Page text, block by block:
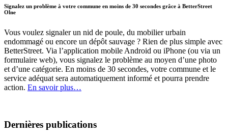
Signalez un problème à votre commune en moins de 30 secondes grâce à BetterStreet
Olne
Vous voulez signaler un nid de poule, du mobilier urbain
endommagé ou encore un dépôt sauvage ? Rien de plus simple avec
BetterStreet. Via l’application mobile Android ou iPhone (ou via un
formulaire web), vous signalez le problème au moyen d’une photo
et d’une catégorie. En moins de 30 secondes, votre commune et le
service adéquat sera automatiquement informé et pourra prendre
action. En savoir plus…
Dernières publications